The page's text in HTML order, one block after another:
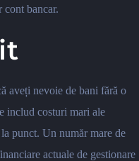
cont bancar.
aveți nevoie de bani fără o
includ costuri mari ale
punct. Un număr mare de
actuale de gestionare